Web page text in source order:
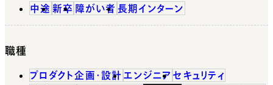
中途 新卒 障がい者 長期インターン
職種
プロダクト企画・設計 エンジニア セキュリティ